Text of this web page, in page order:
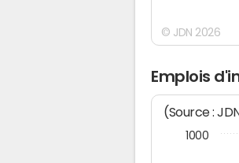
© JDN 2026
Emplois
(Source :
1000